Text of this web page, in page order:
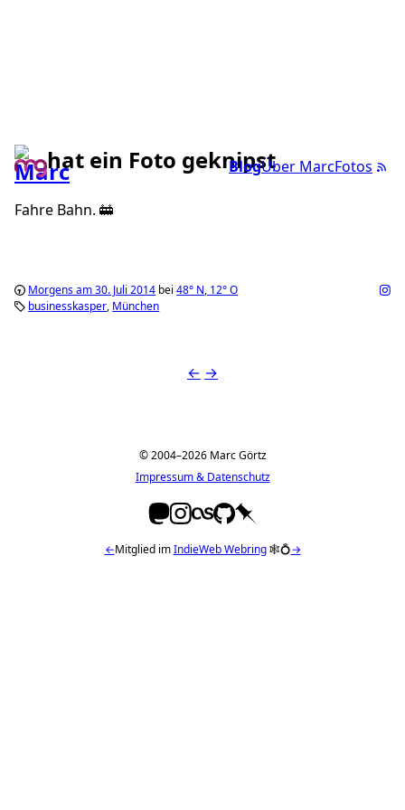
BlogÜber MarcFotos
hat ein Foto geknipst
Fahre Bahn. 🚋
Morgens am 30. Juli 2014 bei 48° N, 12°O
businesskasper München
← →
© 2004–2026 Marc Görtz
Impressum & Datenschutz
←Mitglied imIndieWeb Webring🕸💍→